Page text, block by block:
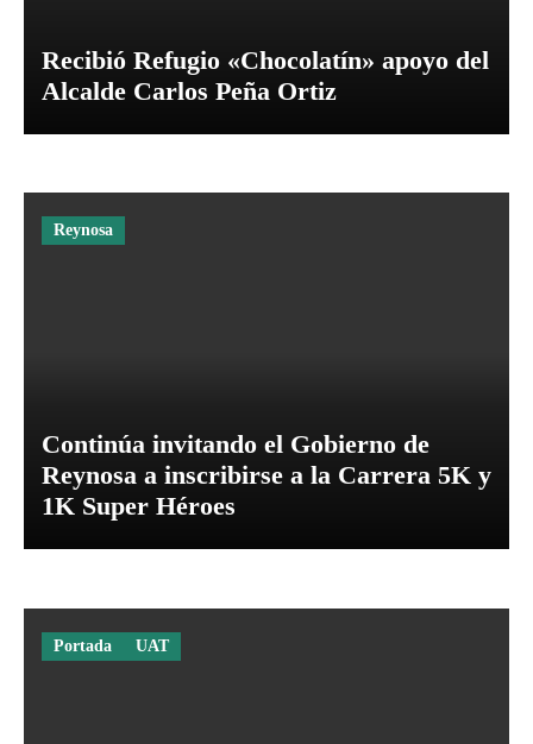
Recibió Refugio «Chocolatín» apoyo del
Alcalde Carlos Peña Ortiz
Reynosa
Continúa invitando el Gobierno de
Reynosa a inscribirse a la Carrera 5K y
1K Super Héroes
Portada UAT